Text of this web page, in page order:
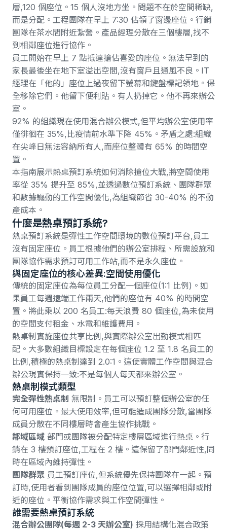
層,120 個座位。15 個人沒地方坐。問題不在於空間稀缺,
而是分配。工程團隊在早上 7:30 佔領了窗邊座位。行銷
團隊在茶水間附近紮營。產品經理分散在三個樓層,找不
到相鄰座位進行協作。
員工開始在早上 7 點抵達搶佔喜愛的座位。無法早到的
家長最後坐在地下室溢出空間,沒有窗戶且通風不良。IT
經理在「他的」座位上過夜留下螢幕和鍵盤標記領地。保
全移除它們。他留下便利貼。有人扔掉它。他不再來辦公
室。
92% 的組織現在使用混合辦公模式,但平均辦公室使用率
僅徘徊在 35%,比疫情前水準下降 45%。矛盾之處:組織
在尖峰日無法容納所有人,而座位整體有 65% 的時間空
置。
本指南展示熱桌預訂系統如何消除搶位大戰,將空間使用
率從 35% 提升至 85%,並透過數位預訂系統、團隊群聚
和數據驅動的工作空間優化,為組織節省 30-40% 的不動
產成本。
什麼是熱桌預訂系統?
熱桌預訂系統是彈性工作空間環境的數位預訂平台,員工
沒有固定座位。員工根據他們的辦公室排程、所需設施和
團隊協作需求預訂可用工作站,而不是永久座位。
與固定座位的核心差異:空間使用優化
傳統的固定座位為每位員工分配一個座位(1:1 比例)。如
果員工每週遠端工作兩天,他們的座位有 40% 的時間空
置。將此乘以 200 名員工:每天浪費 80 個座位,為未使用
的空間支付租金、水電和維護費用。
熱桌制實施座位共享比例,與實際辦公室出勤模式相匹
配。 大多數組織目標設定在每個座位 1.2 至 1.8 名員工的
比例,積極的熱桌制達到 2.0:1。這使實體工作空間與混合
辦公現實保持一致:不是每個人每天都來辦公室。
熱桌制模式類型
完全彈性熱桌制 無限制。員工可以預訂整個辦公室的任
何可用座位。最大使用效率,但可能造成團隊分散,當團隊
成員分散在不同樓層時會產生協作挑戰。
鄰域區域 部門或團隊被分配特定樓層區域進行熱桌。行
銷在 3 樓預訂座位,工程在 2 樓。這保留了部門鄰近性,同
時在區域內維持彈性。
團隊群聚 員工預訂座位,但系統優先保持團隊在一起。預
訂時,使用者看到團隊成員的座位位置,可以選擇相鄰或附
近的座位。平衡協作需求與工作空間彈性。
誰需要熱桌預訂系統
混合辦公團隊(每週 2-3 天辦公室) 採用結構化混合政策